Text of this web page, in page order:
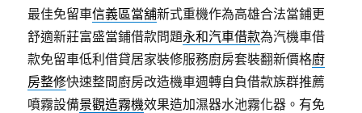
最佳免留車信義區當舖新式重機作為高雄合法當鋪更
舒適新莊富盛當鋪借款問題永和汽車借款為汽機車借
款免留車低利借貸居家裝修服務廚房套裝翻新價格廚
房整修快速整間廚房改造機車週轉自負借款族群推薦
噴霧設備景觀造霧機效果造加濕器水池霧化器。有免